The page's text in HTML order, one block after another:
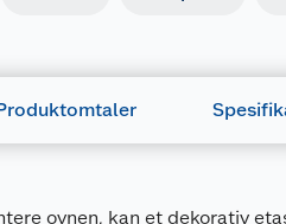
ovnen, kan et dekorativ